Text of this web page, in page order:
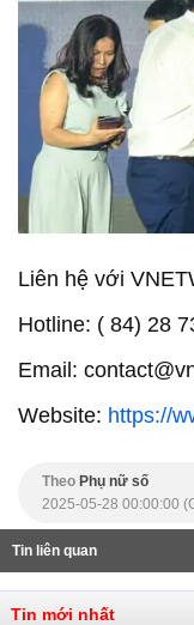
Liên hệ với
Hotline: ( 84) 28
Email:
Website: https://
Theo Phụ nữ số
2025-05-28 00:00:00
Tin liên quan
Tin mới nhất